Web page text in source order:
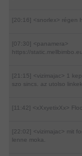
[20:16] <snorlex> régen
[07:30] <panamera>
https://
[21:15] <vizimajac> 1
szo sincs. az utolso
[11:42] <xXxyetixXx>
[22:02] <vizimajac>
mit
lenne moka.